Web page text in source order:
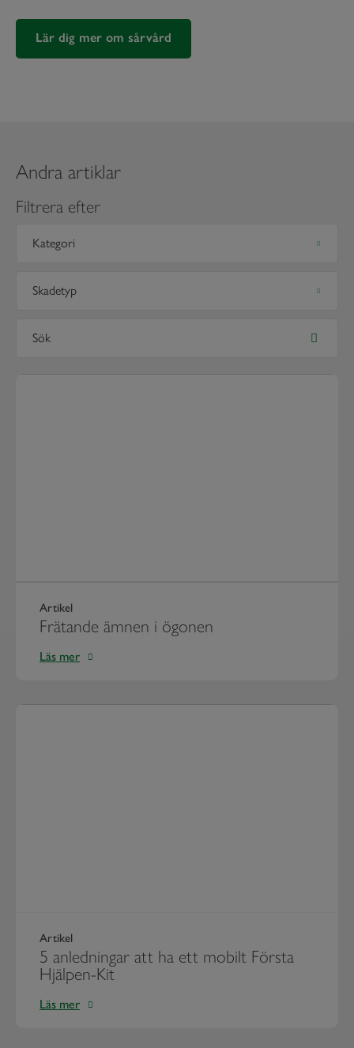
Lär dig mer om sårvård
Andra artiklar
Filtrera efter
Kategori
Skadetyp
Artikel
Frätande ämnen i ögonen
Läs mer
Artikel
5 anledningar att ha ett mobilt Första
Hjälpen-Kit
Läs mer